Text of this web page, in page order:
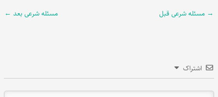
→ مسئله شرعی قبل مسئله شرعی بعد ←
اشتراک